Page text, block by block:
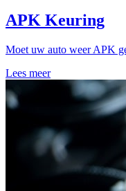
APK Keuring
Moet uw auto weer APK
Lees meer